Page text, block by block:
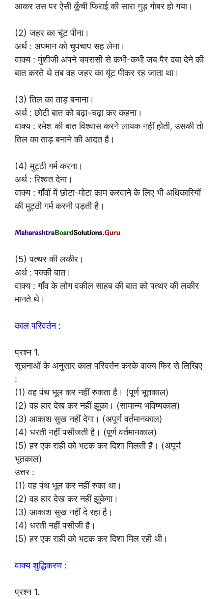
आकर उस पर ऐसी कूँची फिराई की सारा गुड़ गोबर हो गया।
(2) जहर का चूंट पीना।
अर्थ : अपमान को चुपचाप सह लेना।
वाक्य : मुंशीजी अपने चपरासी से कभी-कभी जब पैर दबा देने की
बात करते थे तब वह जहर का यूंट पीकर रह जाता था।
(3) तिल का ताड़ बनाना।
अर्थ : छोटी बात को बढ़ा-चढ़ा कर कहना।
वाक्य : रमेश की बात विश्वास करने लायक नहीं होती, उसकी तो
तिल का ताड़ बनाने की आदत है।
(4) मुट्ठी गर्म करना।
अर्थ : रिश्वत देना।
वाक्य : गाँवों में छोटा-मोटा काम करवाने के लिए भी अधिकारियों
की मुट्ठी गर्म करनी पड़ती है।
(5) पत्थर की लकीर।
अर्थ : पक्की बात।
वाक्य : गाँव के लोग वकील साहब की बात को पत्थर की लकीर
मानते थे।
काल परिवर्तन :
प्रश्न 1.
सूचनाओं के अनुसार काल परिवर्तन करके वाक्य फिर से लिखिए
:
(1) वह पंथ भूल कर नहीं रुकता है। (पूर्ण भूतकाल)
(2) वह हार देख कर नहीं झुका। (सामान्य भविष्यकाल)
(3) आकाश सुख नहीं देगा। (अपूर्ण वर्तमानकाल)
(4) धरती नहीं पसीजती है। (पूर्ण वर्तमानकाल)
(5) हर एक राही को भटक कर दिशा मिलती है। (अपूर्ण
भूतकाल)
उत्तर :
(1) वह पंथ भूल कर नहीं रुका था।
(2) वह हार देख कर नहीं झुकेगा।
(3) आकाश सुख नहीं दे रहा है।
(4) धरती नहीं पसीजी है।
(5) हर एक राही को भटक कर दिशा मिल रही थी।
वाक्य शुद्धिकरण :
प्रश्न 1.